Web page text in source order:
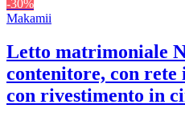
-30%
Makamii
Letto matrimoniale
contenitore, con
con rivestimento in